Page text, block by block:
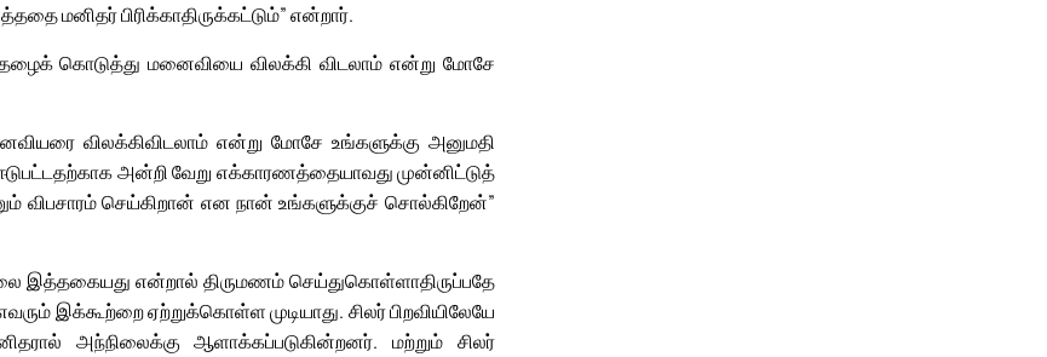
மனிதர் பிரிக்காதிருக்கட்டும்” என்றார்.
கொடுத்து மனைவியை விலக்கி விடலாம் என்று மோசே
விலக்கிவிடலாம் என்று மோசே உங்களுக்கு அனுமதி
அன்றி வேறு எக்காரணத்தையாவது முன்னிட்டுத்
செய்கிறான் என நான் உங்களுக்குச் சொல்கிறேன்”
இத்தகையது என்றால் திருமணம் செய்துகொள்ளாதிருப்பதே
இக்கூற்றை ஏற்றுக்கொள்ள முடியாது. சிலர் பிறவியிலேயே
அந்நிலைக்கு ஆளாக்கப்படுகின்றனர். மற்றும் சிலர்